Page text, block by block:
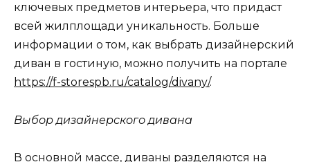
ключевых предметов интерьера, что придаст
всей жилплощади уникальность. Больше
информации о том, как выбрать дизайнерский
диван в гостиную, можно получить на портале
https://f-storespb.ru/catalog/divany/.
Выбор дизайнерского дивана
В основной массе, диваны разделяются на